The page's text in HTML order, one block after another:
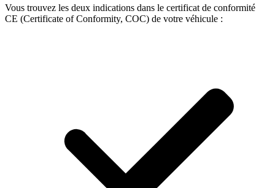
Vous trouvez les deux indications dans le certificat de conformité
CE (Certificate of Conformity, COC) de votre véhicule :